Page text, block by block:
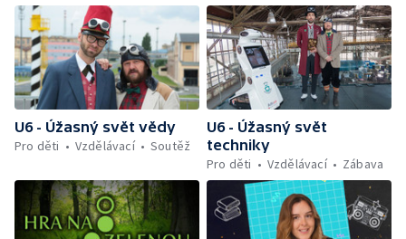
U6 - Úžasný svět vědy
Pro děti
Vzdělávací Soutěž
U6 - Úžasný svět
techniky
Pro děti
Vzdělávací Zábava